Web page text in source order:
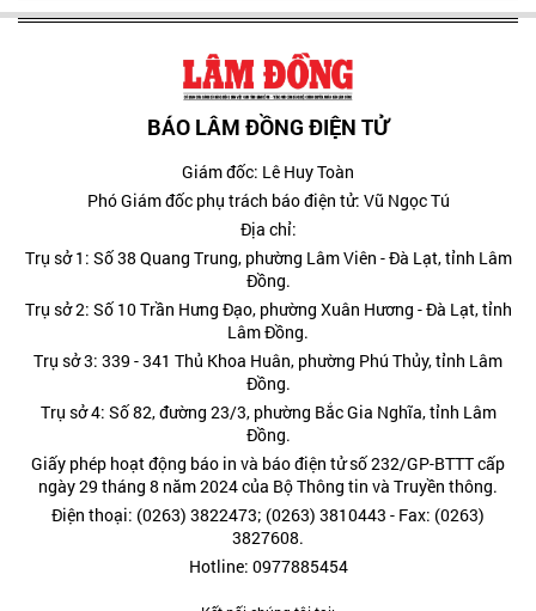
BÁO LÂM ĐỒNG ĐIỆN TỬ
Giám đốc: Lê Huy Toàn
Phó Giám đốc phụ trách báo điện tử: Vũ Ngọc Tú
Địa chỉ:
Trụ sở 1: Số 38 Quang Trung, phường Lâm Viên - Đà Lạt, tỉnh Lâm
Đồng.
Trụ sở 2: Số 10 Trần Hưng Đạo, phường Xuân Hương - Đà Lạt, tỉnh
Lâm Đồng.
Trụ sở 3: 339 - 341 Thủ Khoa Huân, phường Phú Thủy, tỉnh Lâm
Đồng.
Trụ sở 4: Số 82, đường 23/3, phường Bắc Gia Nghĩa, tỉnh Lâm
Đồng.
Giấy phép hoạt động báo in và báo điện tử số 232/GP-BTTT cấp
ngày 29 tháng 8 năm 2024 của Bộ Thông tin và Truyền thông.
Điện thoại: (0263) 3822473; (0263) 3810443 - Fax: (0263)
3827608.
Hotline: 0977885454